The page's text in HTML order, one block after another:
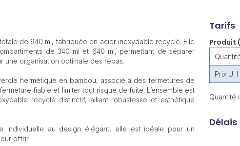
de 940 ml, fabriquée en acier inoxydable recyclé. Elle
de 340 ml et 640 ml, permettant de séparer
une organisation optimale des repas.
hermétique en bambou, associé à des fermetures de
fiable et limiter tout risque de fuite. L’ensemble est
recyclé distinctif, alliant robustesse et esthétique
individuelle au design élégant, elle est idéale pour un
offrir.
Tarifs
Produit
Prix U.
Quantité
Délais